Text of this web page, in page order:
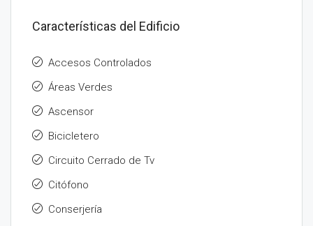
Características del Edificio
Accesos Controlados
Áreas Verdes
Ascensor
Bicicletero
Circuito Cerrado de Tv
Citófono
Conserjería